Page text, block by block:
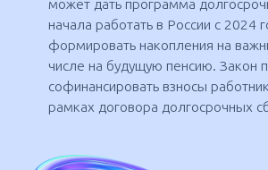
Среди ключевых преимуществ
сбережений — государственное
повышенный налоговый вычет,
программу ранее сформированные
системе ОПС, а также гибкие
эти возможности можно объединить
пенсионными программами.